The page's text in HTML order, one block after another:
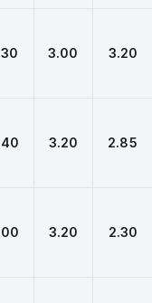
3.00 3.20
3.20 2.85
3.20 2.30